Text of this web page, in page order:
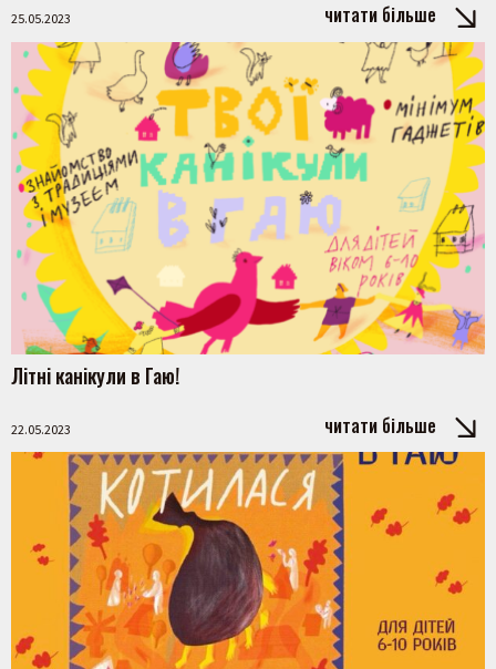
25.05.2023 читати більше
Літні канікули в Гаю!
22.05.2023 читати більше